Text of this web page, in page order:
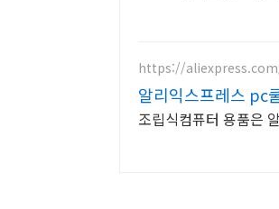
https://
알리익스프레스 pc
조립식컴퓨터 용품은